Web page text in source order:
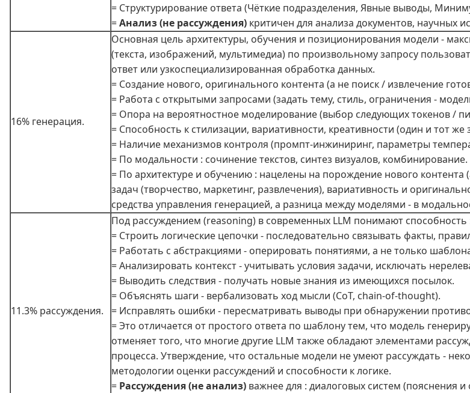
= Структурирование ответа (Чёткие подразделения, Явные выводы,
=Анализ (не рассуждения) критичен для анализа документов, научных
16% генерация.
Основная цель архитектуры, обучения и позиционирования модели -
(текста, изображений, мультимедиа) по произвольному запросу
ответ или узкоспециализированная обработка данных.
= Создание нового, оригинального контента (а не поиск / извлечение
= Работа с открытыми запросами (задать тему, стиль, ограничения -
= Опора на вероятностное моделирование (выбор следующих токенов /
= Способность к стилизации, вариативности, креативности (один и тот
= Наличие механизмов контроля (промпт-инжиниринг, параметры
= По модальности : сочинение текстов, синтез визуалов, комбинирование.
= По архитектуре и обучению : нацелены на порождение нового
задач (творчество, маркетинг, развлечения), вариативность и
средства управления генерацией, а разница между моделями - в
11.3% рассуждения.
Под рассуждением (reasoning) в современных LLM понимают способность
= Строить логические цепочки - последовательно связывать факты,
= Работать с абстракциями - оперировать понятиями, а не только
= Анализировать контекст - учитывать условия задачи, исключать
= Выводить следствия - получать новые знания из имеющихся посылок.
= Объяснять шаги - вербализовать ход мысли (CoT, chain-of-thought).
= Исправлять ошибки - пересматривать выводы при обнаружении
= Это отличается от простого ответа по шаблону тем, что модель
отменяет того, что многие другие LLM также обладают элементами
процесса. Утверждение, что остальные модели не умеют рассуждать -
методологии оценки рассуждений и способности к логике.
= Рассуждения (не анализ) важнее для : диалоговых систем (пояснения